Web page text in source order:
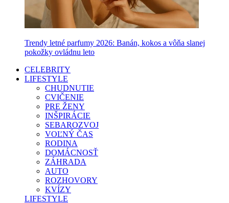
Trendy letné parfumy 2026: Banán, kokos a vôňa slanej
pokožky ovládnu leto
CELEBRITY
LIFESTYLE
CHUDNUTIE
CVIČENIE
PRE ŽENY
INŠPIRÁCIE
SEBAROZVOJ
VOĽNÝ ČAS
RODINA
DOMÁCNOSŤ
ZÁHRADA
AUTO
ROZHOVORY
KVÍZY
LIFESTYLE